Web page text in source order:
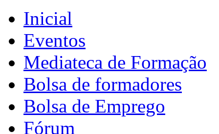
Inicial
Eventos
Mediateca de Formação
Bolsa de formadores
Bolsa de Emprego
Fórum